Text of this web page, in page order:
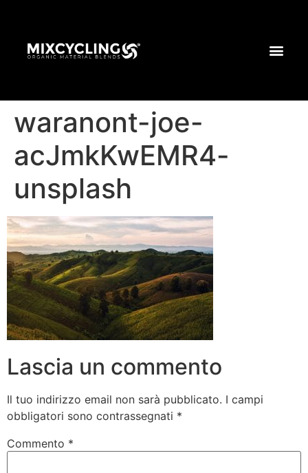
waranont-joe-
acJmkKwEMR4-
unsplash
Lascia un commento
Il tuo indirizzo email non sarà pubblicato. I campi
obbligatori sono contrassegnati *
Commento *